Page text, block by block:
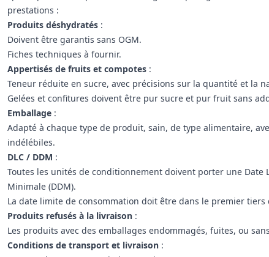
prestations :
Produits déshydratés :
Doivent être garantis sans OGM.
Fiches techniques à fournir.
Appertisés de fruits et compotes :
Teneur réduite en sucre, avec précisions sur la quantité et la
Gelées et confitures doivent être pur sucre et pur fruit sans
Emballage :
Adapté à chaque type de produit, sain, de type alimentaire,
indélébiles.
DLC / DDM :
Toutes les unités de conditionnement doivent porter une Date
Minimale (DDM).
La date limite de consommation doit être dans le premier
Produits refusés à la livraison :
Les produits avec des emballages endommagés, fuites, ou
Conditions de transport et livraison :